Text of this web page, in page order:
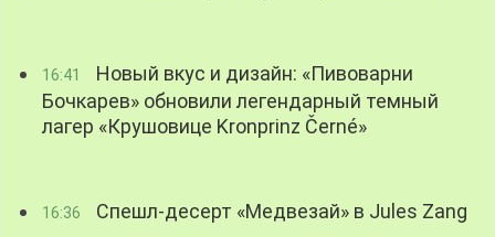
16:41
Новый вкус и дизайн: «Пивоварни
Бочкарев» обновили легендарный темный
лагер «Крушовице Kronprinz Černé»
16:36 Спешл-десерт «Медвезай» в Jules Zang